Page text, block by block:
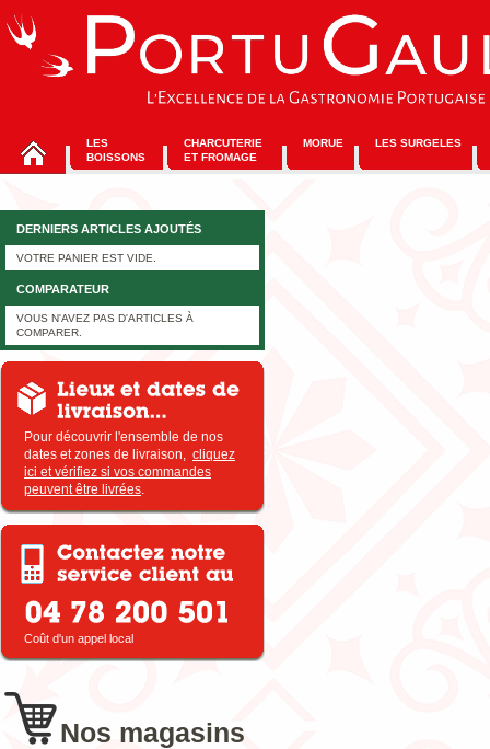
LES
BOISSONS
CHARCUTERIE
ET FROMAGE
MORUE LES SURGELES
DERNIERS ARTICLES AJOUTÉS
VOTRE PANIER EST VIDE.
COMPARATEUR
VOUS N'AVEZ PAS D'ARTICLES À
COMPARER.
Pour découvrir l'ensemble de nos
dates et zones de livraison, cliquez
ici et vérifiez si vos commandes
peuvent être livrées.
Coût d'un appel local
Nos magasins